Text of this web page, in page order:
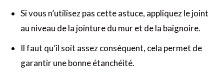
Si vous n’utilisez pas cette astuce, appliquez le joint
au niveau de la jointure du mur et de la baignoire.
Il faut qu’il soit assez conséquent, cela permet de
garantir une bonne étanchéité.